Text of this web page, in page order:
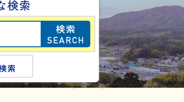
目的の情報を探